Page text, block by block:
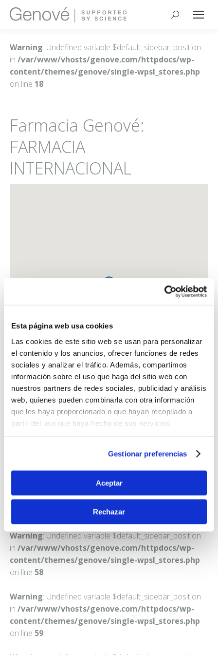
Esta página web usa cookies
Las cookies de este sitio web se usan para personalizar
el contenido y los anuncios, ofrecer funciones de redes
sociales y analizar el tráfico. Además, compartimos
información sobre el uso que haga del sitio web con
nuestros partners de redes sociales, publicidad y análisis
web, quienes pueden combinarla con otra información
que les haya proporcionado o que hayan recopilado a
partir del uso que haya hecho de sus servicios.
Gestionar preferencias
Aceptar
Rechazar
Buscar:
Warning: Undefined variable $default_sidebar_position
in /var/www/vhosts/genove.com/httpdocs/wp-
content/themes/genove/single-wpsl_stores.php
on line 18
Farmacia Genové:
FARMACIA
INTERNACIONAL
FARMACIA INTERNACIONAL
AV. MERITXELL, 16
Warning: Undefined variable $default_sidebar_position
in /var/www/vhosts/genove.com/httpdocs/wp-
content/themes/genove/single-wpsl_stores.php
on line 58
Warning: Undefined variable $default_sidebar_position
in /var/www/vhosts/genove.com/httpdocs/wp-
content/themes/genove/single-wpsl_stores.php
on line 59